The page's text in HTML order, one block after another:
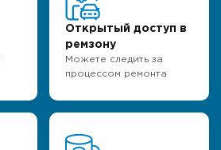
Открытый доступ в
ремзону
Можете следить за
процессом ремонта